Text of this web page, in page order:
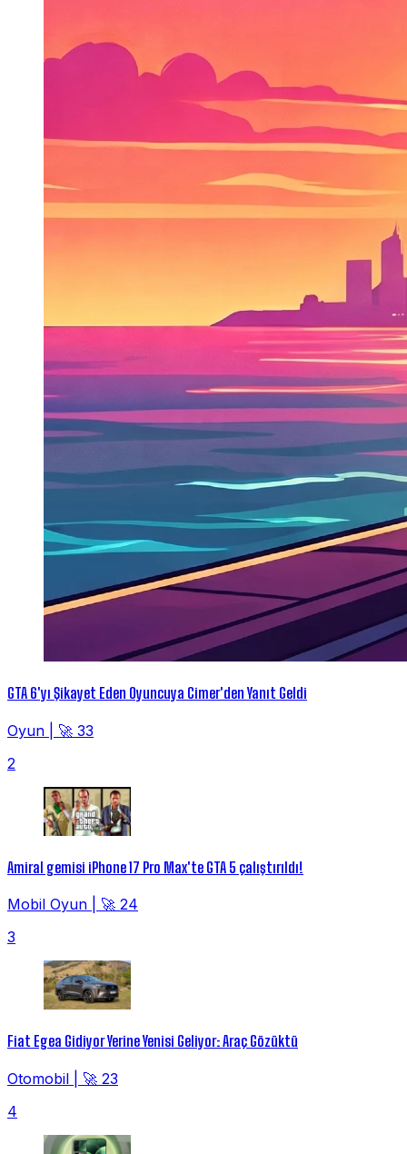
GTA 6'yı Şikayet Eden Oyuncuya Cimer'den Yanıt Geldi
Oyun
🚀 33
2
Amiral gemisi iPhone 17 Pro Max'te GTA 5 çalıştırıldı!
Mobil Oyun
🚀 24
3
Fiat Egea Gidiyor Yerine Yenisi Geliyor: Araç Gözüktü
Otomobil
🚀 23
4